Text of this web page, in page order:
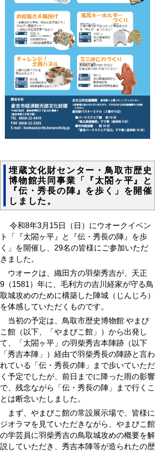
埋蔵文化財センター・鳥取市歴史
博物館共同事業「『太閤ヶ平』と
『伝・秀長の陣』を歩く」を開催
しました。
令和8年3月15日（日）にウオークイベン
ト「『太閤ヶ平』と『伝・秀長の陣』を歩
く」を開催し、29名の皆様にご参加いただ
きました。
ウオークは、 織田方の羽柴秀吉が、 天正
9（1581）年に、 毛利方の吉川経家が守る鳥
取城攻めのために構築した陣城（じんじろ）
を体感していただくものです。
当初の予定は、鳥取市歴史博物館 やまび
こ館（以下、「やまびこ館」）から出発し
て、「太閤ヶ平」の羽柴秀吉本陣跡（以下
「秀吉本陣」）経由で羽柴秀長の陣跡と言わ
れている「伝・秀長の陣」まで歩いていただ
く予定でしたが、前日までに降った雨の影響
で、残念ながら「伝・秀長の陣」まで行くこ
とは断念いたしました。
まず、やまびこ館の常設展示場で、皆様に
ジオラマを見ていただきながら、やまびこ館
の学芸員に羽柴秀吉の鳥取城攻めの概要を解
説していただき、秀吉本陣等が造られたの歴